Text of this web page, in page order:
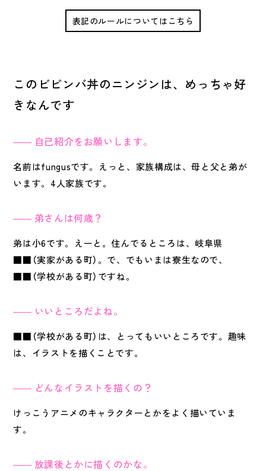
表記のルールについてはこちら
このビビンバ丼のニンジンは、めっちゃ好
きなんです
自己紹介をお願いします。
名前はfungusです。えっと、家族構成は、母と父と弟が
います。4人家族です。
弟さんは何歳？
弟は小6です。えーと。住んでるところは、岐阜県
■■（実家がある町）。で、でもいまは寮生なので、
■■（学校がある町）ですね。
いいところだよね。
■■（学校がある町）は、とってもいいところです。趣味
は、イラストを描くことです。
どんなイラストを描くの？
けっこうアニメのキャラクターとかをよく描いていま
す。
放課後とかに描くのかな。